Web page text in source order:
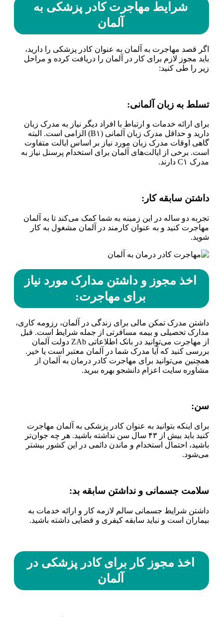
شرایط مهاجرت کادر پزشکی به
آلمان
اگر قصد مهاجرت به آلمان به عنوان کادر پزشکی را دارید،
باید مجوز لازم برای کار در آلمان را دریافت کرده و مراحل
زیر را طی کنید:
تسلط به زبان آلمانی:
برای ارائه خدمات و ارتباط با افراد دیگر نیاز به مدرک زبان
دارید و حداقل مدرک زبان آلمانی (B۱) الزامی است. البته
گاهی اوقات مدرک زبان مورد نیاز بر اساس ایالت متفاوت
است. برخی از ایالت‌های آلمان برای استخدام پرسنل نیاز به
مدرک C۱ دارند.
داشتن سابقه کار :
تجربه دو ساله در این زمینه به شما کمک می‌کند تا به آلمان
مهاجرت کنید و به عنوان کارمند در آلمان مشغول به کار
شوید.
اخذ مجوز و داشتن مدارک مورد نیاز
برای مهاجرت:
داشتن مدرک تمکن مالی برای زندگی در آلمان، رزومه کاری،
مدارک تحصیلی و بیمه مسافرتی از جمله شرایط است. قبل
از مهاجرت می‌توانید در بانک اطلاعاتی ZAb دولت آلمان
بررسی کنید که آیا مدرک شما در آلمان معتبر است یا خیر.
همچنین می‌توانید برای مهاجرت کا‌در درمان به آلمان از
مشاوره سایت اعزام دانشجو بهره ببرید.
سن:
برای اینکه بتوانید به عنوان کادر پزشکی به آلمان مهاجرت
کنید باید بیش از ۴۳ سال سن نداشته باشید. هر چه جوان‌تر
باشید، احتمال استخدام و ماندن دائمی در این کشور بیشتر
می‌شود.
سلامت جسمانی و نداشتن سابقه بد:
داشتن شرایط جسمانی سالم لازمه کار و ارائه خدمات به
بیماران است و نباید سابقه کیفری و قضایی داشته باشید.
اخذ مجوز کار برای کادر پزشکی در
آلمان